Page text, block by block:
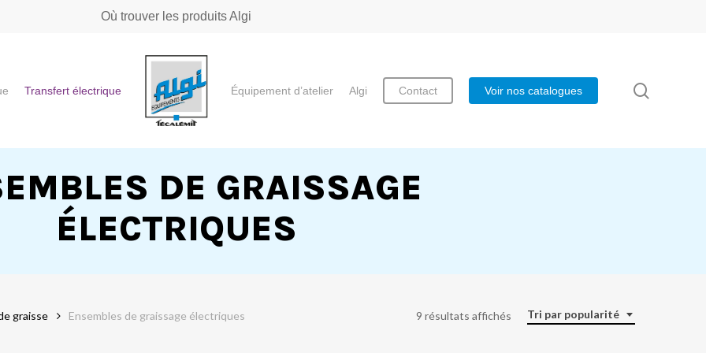
Où trouver les produits Algi
Transfert électrique Équipement d’atelier Algi Contact Voir nos catalogues
DE GRAISSAGE
ÉLECTRIQUES
Tri par popularité
9 résultats affichés
graisse Ensembles de graissage électriques